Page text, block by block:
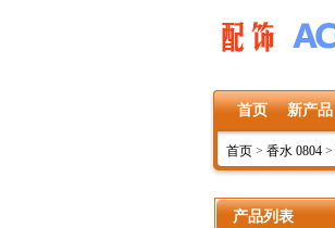
首页 新产品
首页 > 香水 0804 >
产品列表